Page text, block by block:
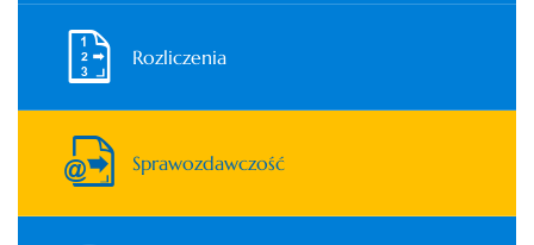
Rozliczenia
Sprawozdawczość